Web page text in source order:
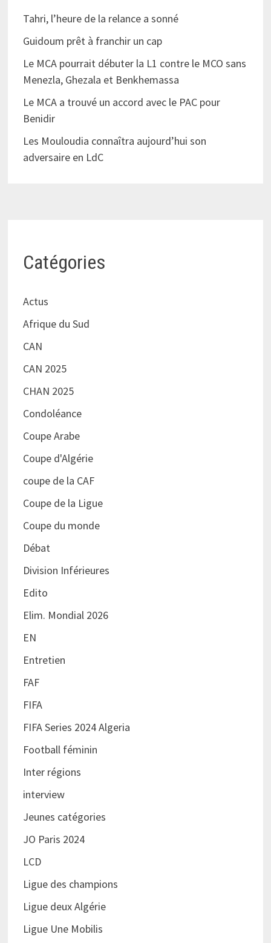
Tahri, l’heure de la relance a sonné
Guidoum prêt à franchir un cap
Le MCA pourrait débuter la L1 contre le MCO sans
Menezla, Ghezala et Benkhemassa
Le MCA a trouvé un accord avec le PAC pour
Benidir
Les Mouloudia connaîtra aujourd’hui son
adversaire en LdC
Catégories
Actus
Afrique du Sud
CAN
CAN 2025
CHAN 2025
Condoléance
Coupe Arabe
Coupe d'Algérie
coupe de la CAF
Coupe de la Ligue
Coupe du monde
Débat
Division Inférieures
Edito
Elim. Mondial 2026
EN
Entretien
FAF
FIFA
FIFA Series 2024 Algeria
Football féminin
Inter régions
interview
Jeunes catégories
JO Paris 2024
LCD
Ligue des champions
Ligue deux Algérie
Ligue Une Mobilis